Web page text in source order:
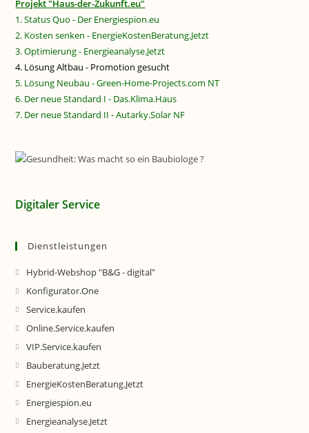
Projekt "Haus-der-Zukunft.eu"
1. Status Quo - Der Energiespion.eu
2. Kosten senken - EnergieKostenBeratung.Jetzt
3. Optimierung - Energieanalyse.Jetzt
4. Lösung Altbau - Promotion gesucht
5. Lösung Neubau - Green-Home-Projects.com NT
6. Der neue Standard I - Das.Klima.Haus
7. Der neue Standard II - Autarky.Solar NF
Digitaler Service
Dienstleistungen
Hybrid-Webshop "B&G - digital"
Konfigurator.One
Service.kaufen
Online.Service.kaufen
VIP.Service.kaufen
Bauberatung.Jetzt
EnergieKostenBeratung.Jetzt
Energiespion.eu
Energieanalyse.Jetzt